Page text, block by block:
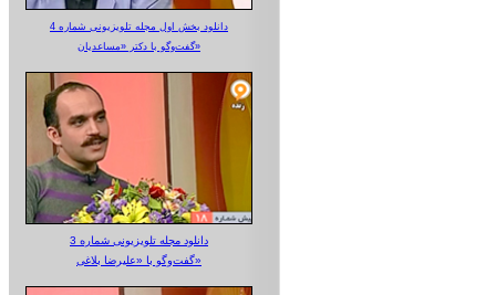
دانلود بخش اول مجله تلویزیونی شماره 4
گفت‌وگو با دکتر «مساعدیان»
دانلود مجله تلویزیونی شماره 3
گفت‌وگو با «علیرضا بلاغی»